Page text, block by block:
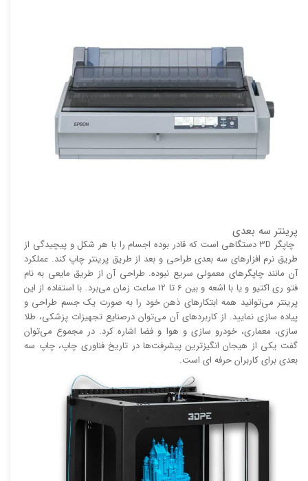
پرینتر سه بعدی
چاپگر 3D دستگاهی است که قادر بوده اجسام را با هر شکل و پیچیدگی از
طریق نرم افزار‌های سه بعدی طراحی و بعد از طریق پرینتر چاپ کند. عملکرد
آن مانند چاپگر‌های معمولی سریع نبوده. طراحی آن از طریق مایعی به نام
فتو ری اکتیو و یا با اشعه و بین 6 تا 12 ساعت زمان می‌برد. با استفاده از این
پرینتر می‌توانید همه ابتکار‌های ذهن خود را به صورت یک جسم طراحی و
پیاده سازی نمایید. از کاربرد‌های آن می‌توان درصنایع تجهیزات پزشکی، طلا
سازی، معماری، خودرو سازی و هوا و فضا اشاره کرد. در مجموع می‌توان
گفت یکی از هیجان انگیز‌‌ترین پیشرفت‌ها در تاریخ فناوری چاپ، چاپ سه
بعدی برای کاربران حرفه ای است.